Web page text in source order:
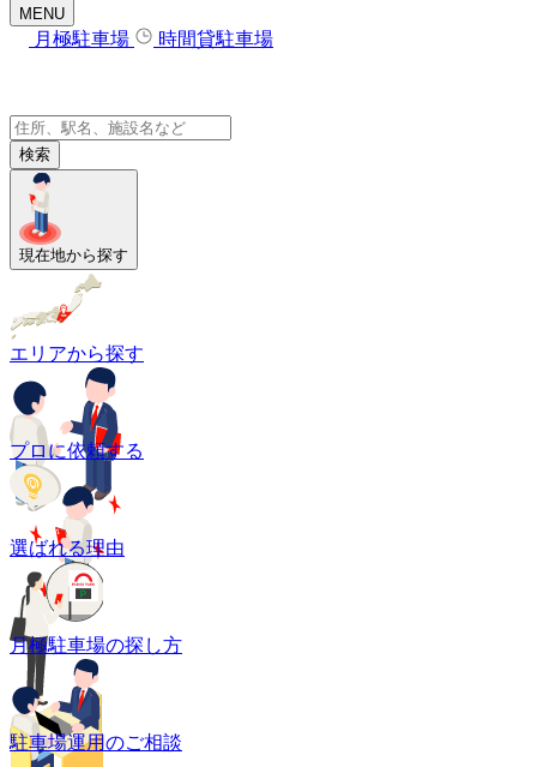
MENU
月極駐車場 時間貸駐車場
検索
現在地から探す
エリアから探す
プロに依頼する
選ばれる理由
月極駐車場の探し方
駐車場運用のご相談